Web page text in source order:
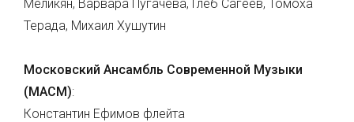
Меликян, Варвара Пугачёва, Глеб Сагеев, Томоха
Терада, Михаил Хушутин
Московский Ансамбль Современной Музыки
(МАСМ):
Константин Ефимов флейта